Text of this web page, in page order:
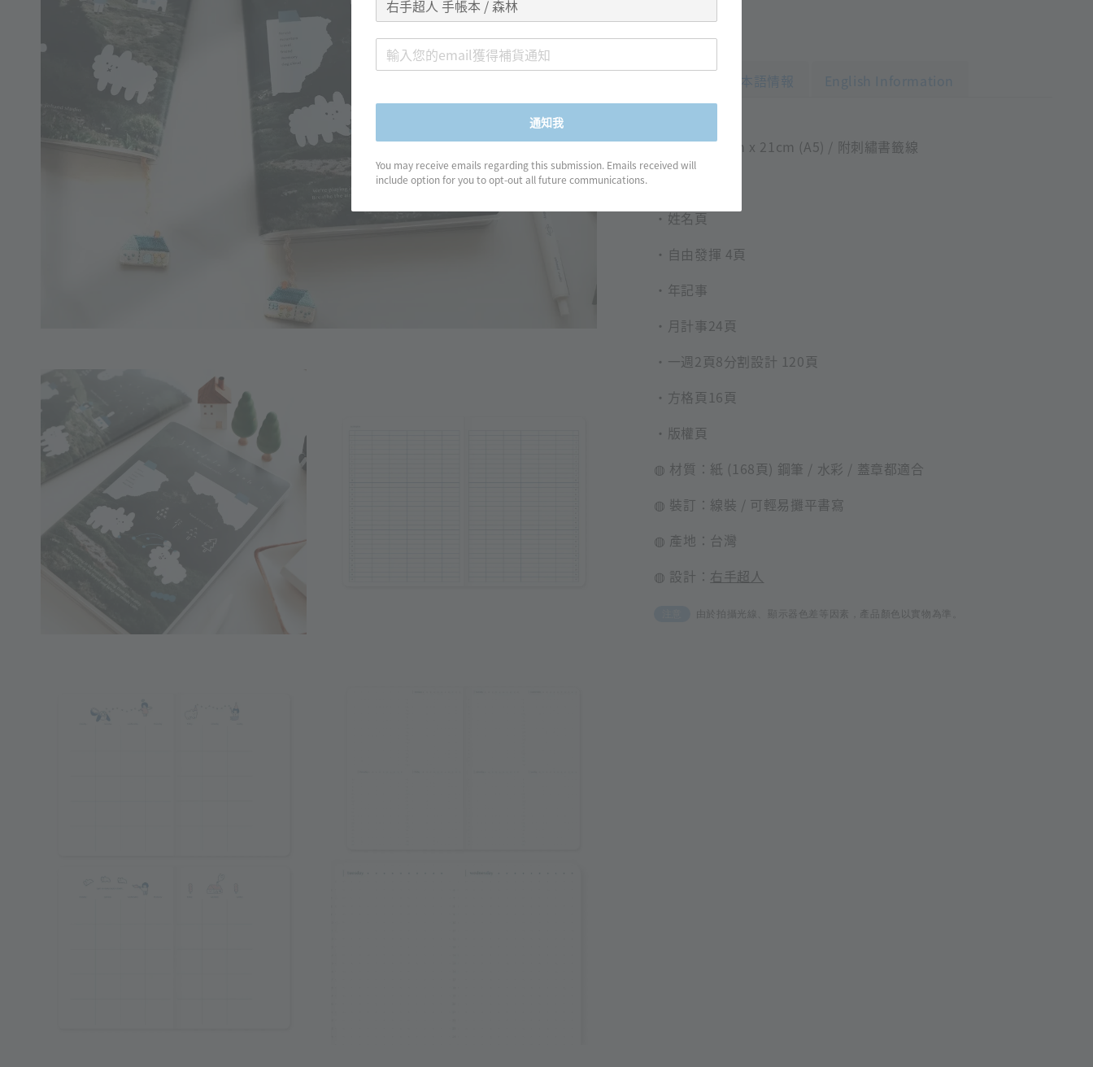
分享
日本語情報 English Information
◍ 規格：15cm x 21cm (A5) / 附刺繡書籤線
・姓名頁
・自由發揮 4頁
・年記事
・月計事24頁
・一週2頁8分割設計 120頁
・方格頁16頁
・版權頁
◍ 材質：紙 (168頁) 鋼筆 / 水彩 / 蓋章都適合
◍ 裝訂：線裝 / 可輕易攤平書寫
◍ 產地：台灣
◍ 設計： 右手超人
由於拍攝光線、顯示器色差等因素，產品顏色以實物為準。
通知我
You may receive emails regarding this submission. Emails received will
include option for you to opt-out all future communications.